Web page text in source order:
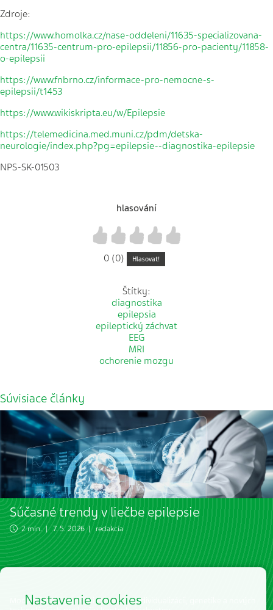
Zdroje:
https://www.homolka.cz/nase-oddeleni/11635-specializovana-
centra/11635-centrum-pro-epilepsii/11856-pro-pacienty/11858-
o-epilepsii
https://www.fnbrno.cz/informace-pro-nemocne-s-
epilepsii/t1453
https://www.wikiskripta.eu/w/Epilepsie
https://telemedicina.med.muni.cz/pdm/detska-
neurologie/index.php?pg=epilepsie--diagnostika-epilepsie
NPS-SK-01503
hlasování
4
3
2
1
0 (0) Hlasovat!
Štítky:
diagnostika
epilepsia
epileptický záchvat
EEG
MRI
ochorenie mozgu
Súvisiace články
Súčasné trendy v liečbe epilepsie
2 min. | 7. 5. 2026 | redakcia
Moderná liečba epilepsie stavia na individualizácii, genetike a nových
Nastavenie cookies